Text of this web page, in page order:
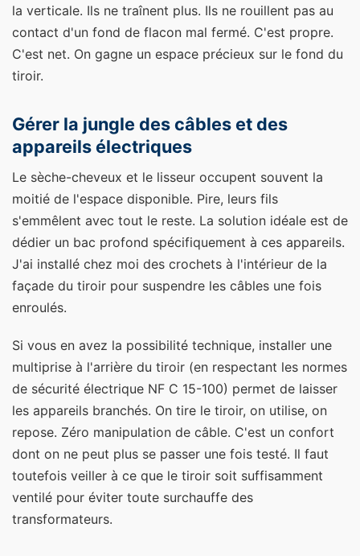
la verticale. Ils ne traînent plus. Ils ne rouillent pas au
contact d'un fond de flacon mal fermé. C'est propre.
C'est net. On gagne un espace précieux sur le fond du
tiroir.
Gérer la jungle des câbles et des
appareils électriques
Le sèche-cheveux et le lisseur occupent souvent la
moitié de l'espace disponible. Pire, leurs fils
s'emmêlent avec tout le reste. La solution idéale est de
dédier un bac profond spécifiquement à ces appareils.
J'ai installé chez moi des crochets à l'intérieur de la
façade du tiroir pour suspendre les câbles une fois
enroulés.
Si vous en avez la possibilité technique, installer une
multiprise à l'arrière du tiroir (en respectant les normes
de sécurité électrique NF C 15-100) permet de laisser
les appareils branchés. On tire le tiroir, on utilise, on
repose. Zéro manipulation de câble. C'est un confort
dont on ne peut plus se passer une fois testé. Il faut
toutefois veiller à ce que le tiroir soit suffisamment
ventilé pour éviter toute surchauffe des
transformateurs.